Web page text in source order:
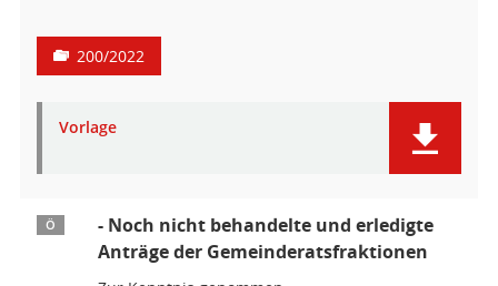
200/2022
Vorlage
Ö
- Noch nicht behandelte und erledigte
Anträge der Gemeinderatsfraktionen